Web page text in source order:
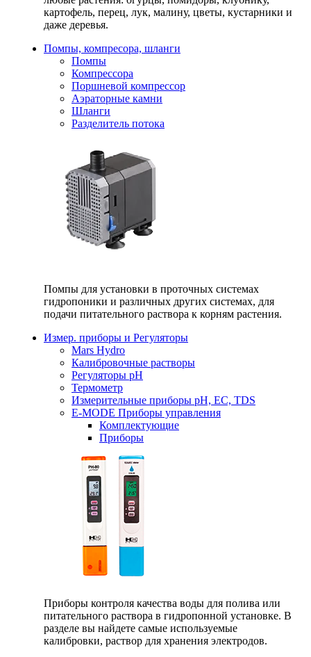
картофель, перец, лук, малину, цветы, кустарники и
даже деревья.
Помпы, компресора, шланги
Помпы
Компрессора
Поршневой компрессор
Аэраторные камни
Шланги
Разделитель потока
Помпы для установки в проточных системах
гидропоники и различных других системах, для
подачи питательного раствора к корням растения.
Измер. приборы и Регуляторы
Mars Hydro
Калибровочные растворы
Регуляторы рН
Термометр
Измерительные приборы pH, EC, TDS
E-MODE Приборы управления
Комплектующие
Приборы
Приборы контроля качества воды для полива или
питательного раствора в гидропонной установке. В
разделе вы найдете самые используемые
калибровки, раствор для хранения электродов.